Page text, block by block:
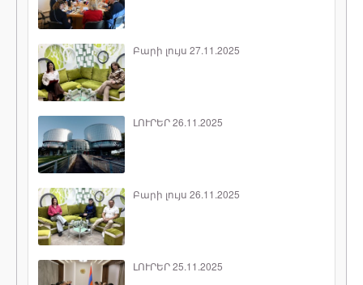
Բարի լույս 27.11.2025
ԼՈՒՐԵՐ 26.11.2025
Բարի լույս 26.11.2025
ԼՈՒՐԵՐ 25.11.2025